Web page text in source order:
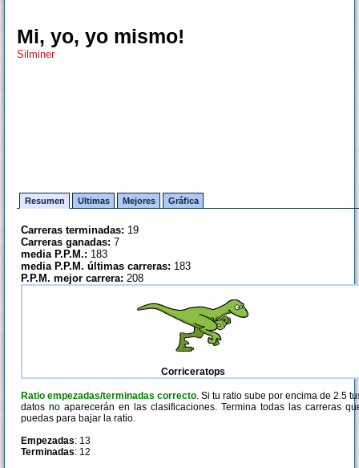
Mi, yo, yo mismo!
Silminer
Resumen Ultimas Mejores Gráfica
Carreras terminadas: 19
Carreras ganadas: 7
media P.P.M.: 183
media P.P.M. últimas carreras: 183
P.P.M. mejor carrera: 208
Corriceratops
Ratio empezadas/terminadas correcto. Si tu ratio sube por encima de 2.5
datos no aparecerán en las clasificaciones. Termina todas las carreras
puedas para bajar la ratio.
Empezadas: 13
Terminadas: 12